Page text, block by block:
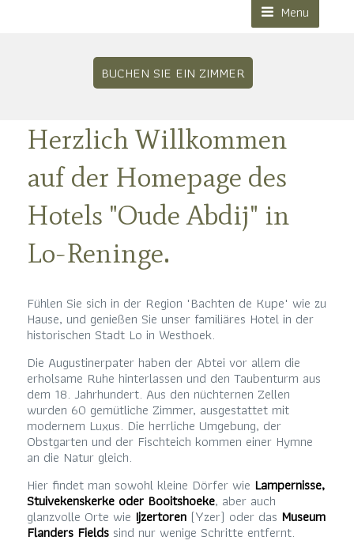
Menu
BUCHEN SIE EIN ZIMMER
Herzlich Willkommen
auf der Homepage des
Hotels "Oude Abdij" in
Lo-Reninge.
Fühlen Sie sich in der Region "Bachten de Kupe" wie zu
Hause, und genießen Sie unser familiäres Hotel in der
historischen Stadt Lo in Westhoek.
Die Augustinerpater haben der Abtei vor allem die
erholsame Ruhe hinterlassen und den Taubenturm aus
dem 18. Jahrhundert. Aus den nüchternen Zellen
wurden 60 gemütliche Zimmer, ausgestattet mit
modernem Luxus. Die herrliche Umgebung, der
Obstgarten und der Fischteich kommen einer Hymne
an die Natur gleich.
Hier findet man sowohl kleine Dörfer wie Lampernisse,
Stuivekenskerke oder Booitshoeke, aber auch
glanzvolle Orte wie Ijzertoren(Yzer) oder das Museum
Flanders Fieldssind nur wenige Schritte entfernt.